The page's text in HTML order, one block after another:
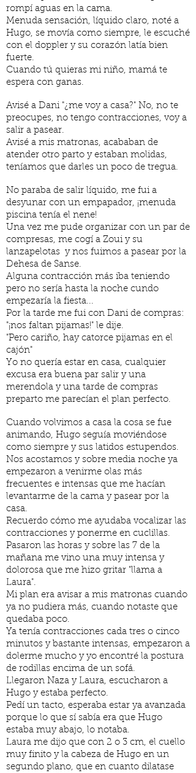
rompí aguas en la cama.
Menuda sensación, líquido claro, noté a
Hugo, se movía como siempre, le escuché
con el doppler y su corazón latía bien
fuerte.
Cuando tú quieras mi niño, mamá te
espera con ganas.
Avisé a Dani "¿me voy a casa?" No, no te
preocupes, no tengo contracciones, voy a
salir a pasear.
Avisé a mis matronas, acababan de
atender otro parto y estaban molidas,
teníamos que darles un poco de tregua.
No paraba de salir líquido, me fui a
desyunar con un empapador, ¡menuda
piscina tenía el nene!
Una vez me pude organizar con un par de
compresas, me cogí a Zoui y su
lanzapelotas y nos fuimos a pasear por la
Dehesa de Sanse.
Alguna contracción más iba teniendo
pero no sería hasta la noche cundo
empezaría la fiesta...
Por la tarde me fui con Dani de compras:
"¡nos faltan pijamas!" le dije.
"Pero cariño, hay catorce pijamas en el
cajón"
Yo no quería estar en casa, cualquier
excusa era buena par salir y una
merendola y una tarde de compras
preparto me parecían el plan perfecto.
Cuando volvimos a casa la cosa se fue
animando, Hugo seguía moviéndose
como siempre y sus latidos estupendos.
Nos acostamos y sobre media noche ya
empezaron a venirme olas más
frecuentes e intensas que me hacían
levantarme de la cama y pasear por la
casa.
Recuerdo cómo me ayudaba vocalizar las
contracciones y ponerme en cuclillas.
Pasaron las horas y sobre las 7 de la
mañana me vino una muy intensa y
dolorosa que me hizo gritar "llama a
Laura".
Mi plan era avisar a mis matronas cuando
ya no pudiera más, cuando notaste que
quedaba poco.
Ya tenía contracciones cada tres o cinco
minutos y bastante intensas, empezaron a
dolerme mucho y yo encontré la postura
de rodillas encima de un sofá.
Llegaron Naza y Laura, escucharon a
Hugo y estaba perfecto.
Pedí un tacto, esperaba estar ya avanzada
porque lo que sí sabía era que Hugo
estaba muy abajo, lo notaba.
Laura me dijo que con 2 o 3 cm, el cuello
muy finito y la cabeza de Hugo en un
segundo plano, que en cuanto dilatase